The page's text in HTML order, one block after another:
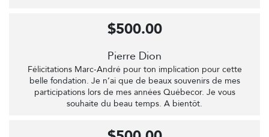
Pierre Dion
Félicitations Marc-André pour ton implication pour cette
belle fondation. Je n’ai que de beaux souvenirs de mes
participations lors de mes années Québecor. Je vous
souhaite du beau temps. A bientôt.
$500.00